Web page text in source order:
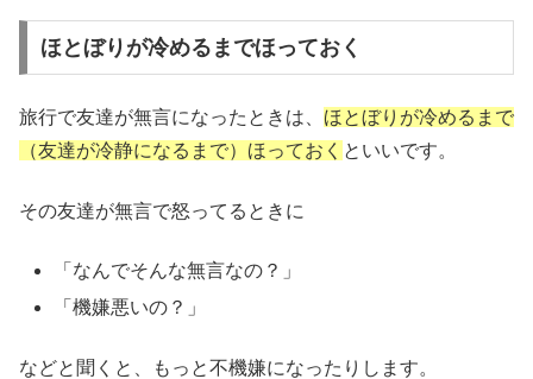
ほとぼりが冷めるまでほっておく
旅行で友達が無言になったときは、 ほとぼりが冷めるまで
（友達が冷静になるまで）ほっておく といいです。
その友達が無言で怒ってるときに
「なんでそんな無言なの？」
「機嫌悪いの？」
などと聞くと、もっと不機嫌になったりします。